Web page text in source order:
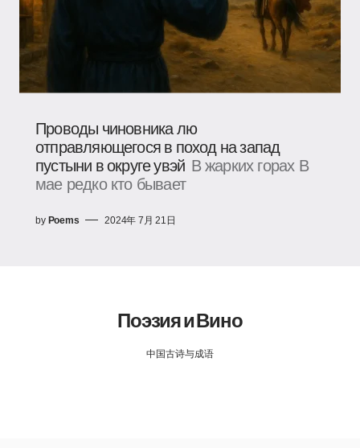
Проводы чиновника лю
отправляющегося в поход на запад
пустыни в округе увэй В жарких горах В
мае редко кто бывает
by Poems 2024年 7月 21日
Поэзия и Вино
中国古诗与成语